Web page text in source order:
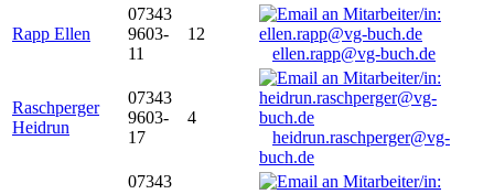
Rapp Ellen
07343
9603-
11
12
ellen.rapp@vg-buch.de
Raschperger
Heidrun
07343
9603-
17
4
heidrun.raschperger@vg-
buch.de
07343